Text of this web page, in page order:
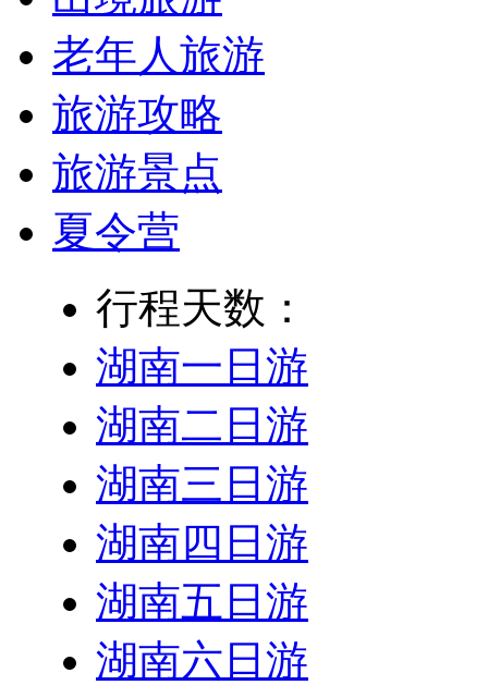
老年人旅游
旅游攻略
旅游景点
夏令营
行程天数：
湖南一日游
湖南二日游
湖南三日游
湖南四日游
湖南五日游
湖南六日游